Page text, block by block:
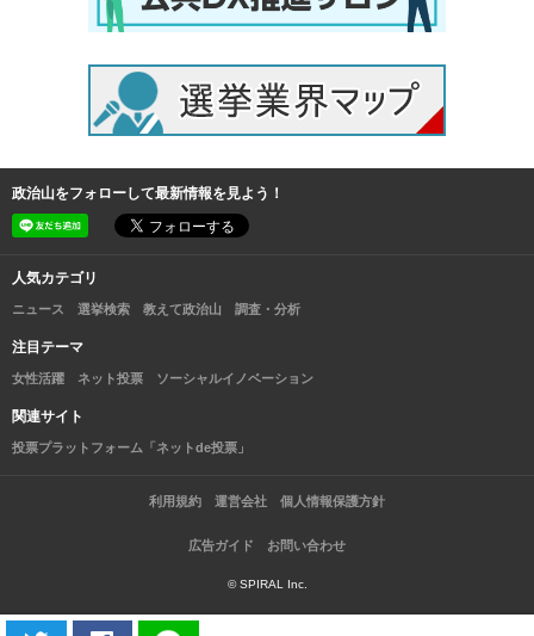
政治山をフォローして最新情報を見よう！
人気カテゴリ
ニュース 選挙検索 教えて政治山 調査・分析
注目テーマ
女性活躍 ネット投票 ソーシャルイノベーション
関連サイト
投票プラットフォーム「ネットde投票」
利用規約 運営会社 個人情報保護方針
広告ガイド お問い合わせ
© SPIRAL Inc.